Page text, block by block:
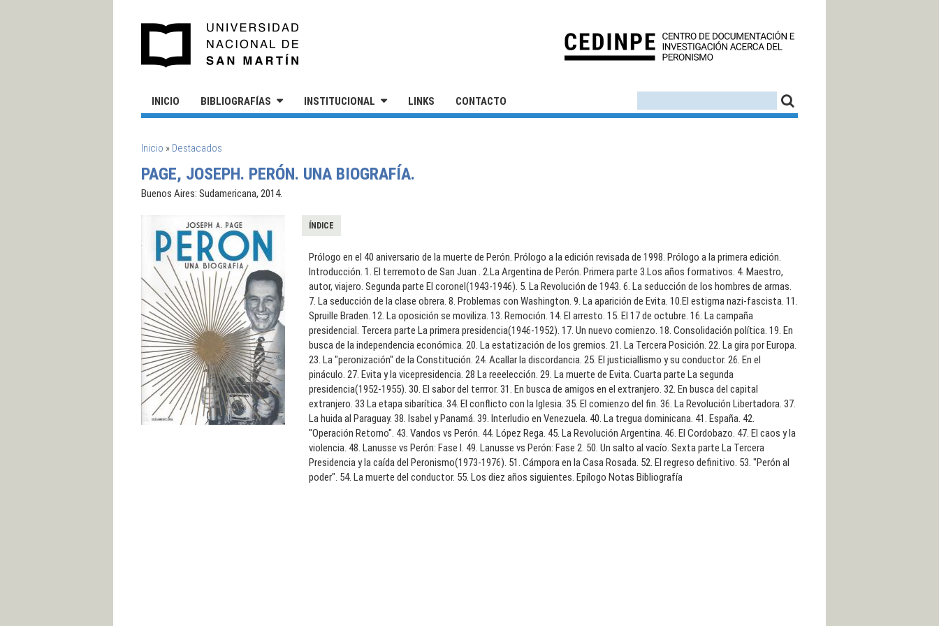
INICIO BIBLIOGRAFÍAS INSTITUCIONAL LINKS CONTACTO
SE ENCUENTRA USTED AQUÍ
Inicio » Destacados
PAGE, JOSEPH. PERÓN. UNA BIOGRAFÍA.
Buenos Aires: Sudamericana, 2014.
ÍNDICE
Prólogo en el 40 aniversario de la muerte de Perón. Prólogo a la edición revisada de 1998. Prólogo a la primera edición.
Introducción. 1. El terremoto de San Juan . 2.La Argentina de Perón. Primera parte 3.Los años formativos. 4. Maestro,
autor, viajero. Segunda parte El coronel(1943-1946). 5. La Revolución de 1943. 6. La seducción de los hombres de armas.
7. La seducción de la clase obrera. 8. Problemas con Washington. 9. La aparición de Evita. 10.El estigma nazi-fascista. 11.
Spruille Braden. 12. La oposición se moviliza. 13. Remoción. 14. El arresto. 15. El 17 de octubre. 16. La campaña
presidencial. Tercera parte La primera presidencia(1946-1952). 17. Un nuevo comienzo. 18. Consolidación política. 19. En
busca de la independencia económica. 20. La estatización de los gremios. 21. La Tercera Posición. 22. La gira por Europa.
23. La "peronización" de la Constitución. 24. Acallar la discordancia. 25. El justiciallismo y su conductor. 26. En el
pináculo. 27. Evita y la vicepresidencia. 28 La reeelección. 29. La muerte de Evita. Cuarta parte La segunda
presidencia(1952-1955). 30. El sabor del terrror. 31. En busca de amigos en el extranjero. 32. En busca del capital
extranjero. 33 La etapa sibarítica. 34. El conflicto con la Iglesia. 35. El comienzo del fin. 36. La Revolución Libertadora. 37.
La huida al Paraguay. 38. Isabel y Panamá. 39. Interludio en Venezuela. 40. La tregua dominicana. 41. España. 42.
"Operación Retorno". 43. Vandos vs Perón. 44. López Rega. 45. La Revolución Argentina. 46. El Cordobazo. 47. El caos y la
violencia. 48. Lanusse vs Perón: Fase I. 49. Lanusse vs Perón: Fase 2. 50. Un salto al vacío. Sexta parte La Tercera
Presidencia y la caída del Peronismo(1973-1976). 51. Cámpora en la Casa Rosada. 52. El regreso definitivo. 53. "Perón al
poder". 54. La muerte del conductor. 55. Los diez años siguientes. Epílogo Notas Bibliografía